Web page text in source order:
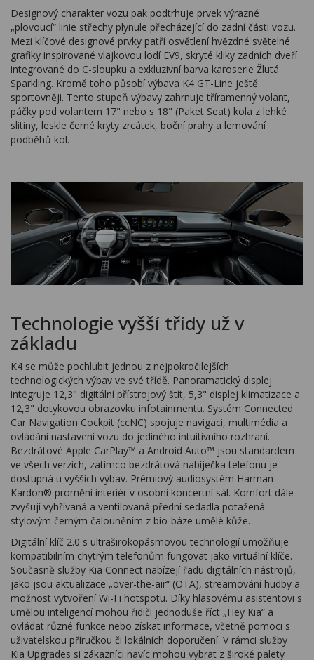
Designový charakter vozu pak podtrhuje prvek výrazné
„plovoucí“ linie střechy plynule přecházející do zadní části vozu.
Mezi klíčové designové prvky patří osvětlení hvězdné světelné
grafiky inspirované vlajkovou lodí EV9, skryté kliky zadních dveří
integrované do C-sloupku a exkluzivní barva karoserie Žlutá
Sparkling. Kromě toho působí výbava K4 GT-Line ještě
sportovněji. Tento stupeň výbavy zahrnuje tříramenný volant,
páčky pod volantem 17" nebo s 18" (Paket Seat) kola z lehké
slitiny, leskle černé kryty zrcátek, boční prahy a lemování
podběhů kol.
Technologie vyšší třídy už v
základu
K4 se může pochlubit jednou z nejpokročilejších
technologických výbav ve své třídě. Panoramatický displej
integruje 12,3" digitální přístrojový štít, 5,3" displej klimatizace a
12,3" dotykovou obrazovku infotainmentu. Systém Connected
Car Navigation Cockpit (ccNC) spojuje navigaci, multimédia a
ovládání nastavení vozu do jediného intuitivního rozhraní.
Bezdrátové Apple CarPlay™ a Android Auto™ jsou standardem
ve všech verzích, zatímco bezdrátová nabíječka telefonu je
dostupná u vyšších výbav. Prémiový audiosystém Harman
Kardon® promění interiér v osobní koncertní sál. Komfort dále
zvyšují vyhřívaná a ventilovaná přední sedadla potažená
stylovým černým čalouněním z bio-báze umělé kůže.
Digitální klíč 2.0 s ultraširokopásmovou technologií umožňuje
kompatibilním chytrým telefonům fungovat jako virtuální klíče.
Současně služby Kia Connect nabízejí řadu digitálních nástrojů,
jako jsou aktualizace „over-the-air“ (OTA), streamování hudby a
možnost vytvoření Wi-Fi hotspotu. Díky hlasovému asistentovi s
umělou inteligencí mohou řidiči jednoduše říct „Hey Kia“ a
ovládat různé funkce nebo získat informace, včetně pomoci s
uživatelskou příručkou či lokálních doporučení. V rámci služby
Kia Upgrades si zákazníci navíc mohou vybrat z široké palety